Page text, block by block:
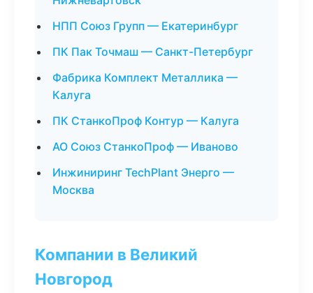
НПП Союз Групп — Екатеринбург
ПК Пак Точмаш — Санкт-Петербург
Фабрика Комплект Металлика —
Калуга
ПК СтанкоПроф Контур — Калуга
АО Союз СтанкоПроф — Иваново
Инжиниринг TechPlant Энерго —
Москва
Компании в Великий
Новгород